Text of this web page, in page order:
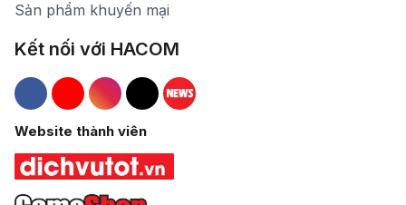
Sản phẩm khuyến mại
Kết nối với HACOM
Hacom Facebook
Hacom YouTube
Hacom Instagram
Hacom TikTok
Website thành viên